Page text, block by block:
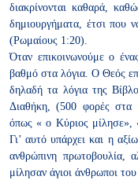
διακρίνονται καθαρά,
δημιουργήματα, έτσι που
(Ρωμαίους 1:20).
Όταν επικοινωνούμε ο
βαθμό στα λόγια. Ο Θεός
δηλαδή τα λόγια της
Διαθήκη, (500 φορές στα
όπως « ο Κύριος μίλησε»,
Γι’ αυτό υπάρχει και η
ανθρώπινη πρωτοβουλία,
μίλησαν άγιοι άνθρωποι